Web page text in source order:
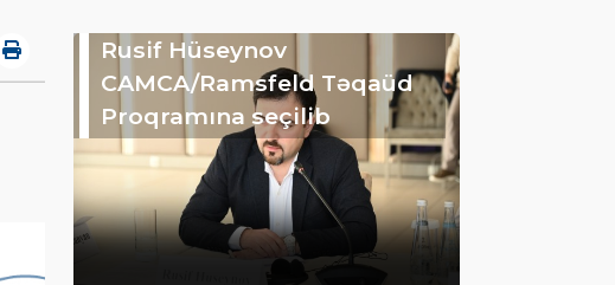
Rusif Hüseynov
CAMCA/Ramsfeld Təqaüd
Proqramına seçilib